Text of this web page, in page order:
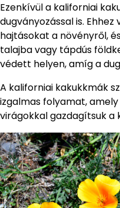
Ezenkívül a kaliforniai
dugványozással is. Ehhez
hajtásokat a növényről,
talajba vagy tápdús
védett helyen, amíg a
A kaliforniai kakukkmák
izgalmas folyamat,
virágokkal gazdagítsuk a